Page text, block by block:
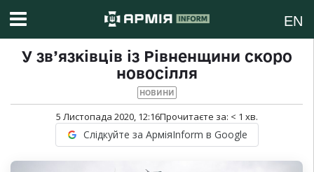
EN
У зв’язківців із Рівненщини скоро
новосілля
НОВИНИ
5 Листопада 2020, 12:16Прочитаєте за: < 1 хв.
Слідкуйте за АрміяInform в Google